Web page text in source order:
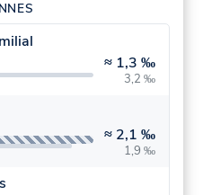
≈ 1,3 ‰
3,2 ‰
≈ 2,1 ‰
1,9 ‰